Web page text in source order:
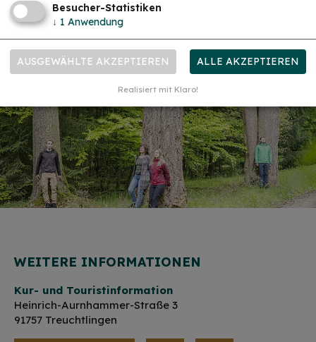
WEITERE INFORMATIONEN
Kur- und Touristinformation
Heinrich-Aurnhammer-Straße 3
91757 Treuchtlingen
Besucher-Statistiken
↓ 1 Anwendung
AUSGEWÄHLTE AKZEPTIEREN ALLE AKZEPTIEREN
Realisiert mit Klaro!